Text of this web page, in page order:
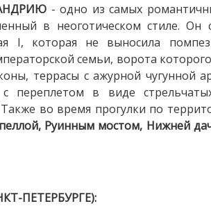
- одно из самых
в неоготическом стиле. Он
I, которая не выносила
семьи, ворота
террасы с ажурной чугунной
переплетом в виде
во время прогулки по
Руинным мостом, Нижней
ПЕТЕРБУРГЕ):